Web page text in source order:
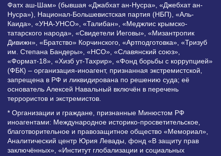
Фатх аш-Шам» (бывшая «Джабхат ан-Нусра», «Джебхат ан-
Нусра»), Национал-Большевистская партия (НБП), «Аль-
Каида», «УНА-УНСО», «Талибан», «Меджлис крымско-
татарского народа», «Свидетели Иеговы», «Мизантропик
Дивижн», «Братство» Корчинского, «Артподготовка», «Тризуб
им. Степана Бандеры», «НСО», «Славянский союз»,
«Формат-18», «Хизб ут-Тахрир», «Фонд борьбы с коррупцией»
(ФБК) – организация-иноагент, признанная экстремистской,
запрещена в РФ и ликвидирована по решению суда; её
основатель Алексей Навальный включён в перечень
террористов и экстремистов.
* Организации и граждане, признанные Минюстом РФ
иноагентами: Международное историко-просветительское,
благотворительное и правозащитное общество «Мемориал»,
Аналитический центр Юрия Левады, фонд «В защиту прав
заключённых», «Институт глобализации и социальных